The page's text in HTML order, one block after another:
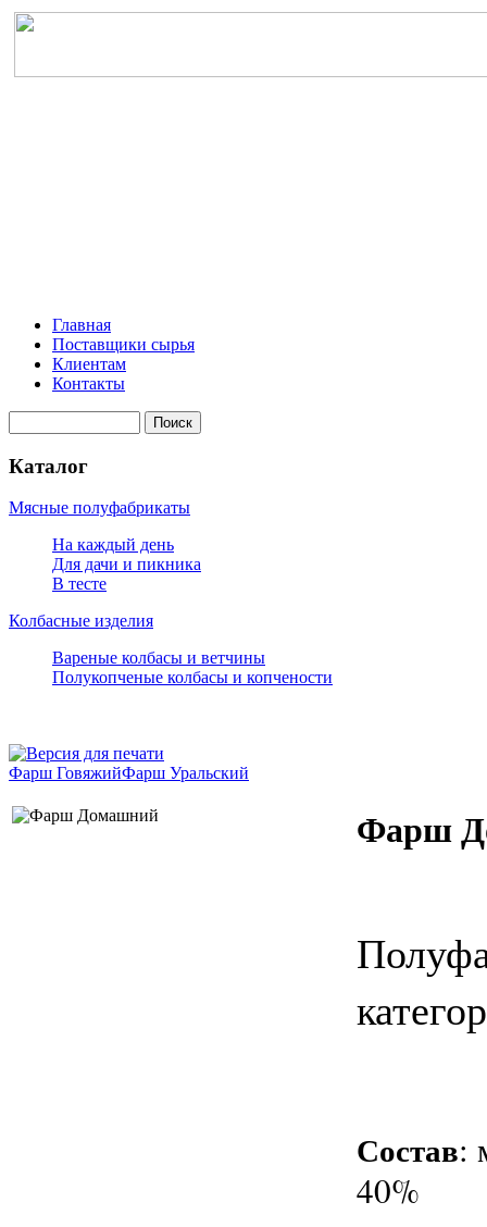
Главная
Поставщики сырья
Клиентам
Контакты
Каталог
Мясные полуфабрикаты
На каждый день
Для дачи и пикника
В тесте
Колбасные изделия
Вареные колбасы и ветчины
Полукопченые колбасы и копчености
Фарш ГовяжийФарш Уральский
Фарш
Состав:
40%